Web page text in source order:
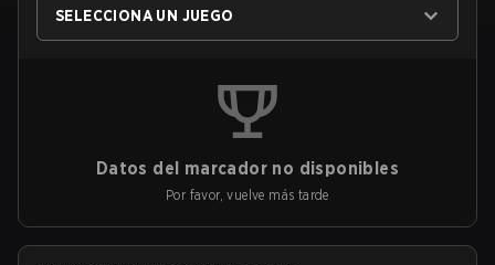
SELECCIONA UN JUEGO
Datos del marcador no disponibles
Por favor, vuelve más tarde